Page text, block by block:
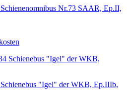
Nr.73 SAAR, Ep.II,
"Igel" der WKB, Ep.IIIb,